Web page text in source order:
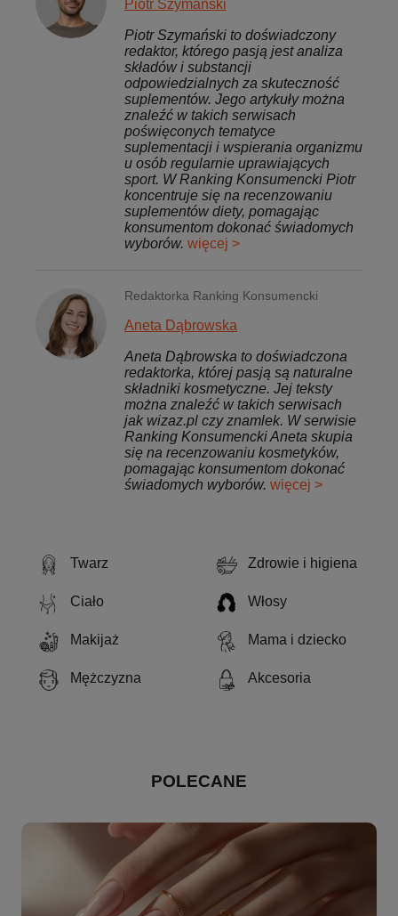
Twarz Zdrowie i higiena
Ciało Włosy
Makijaż Mama i dziecko
Mężczyzna Akcesoria
POLECANE
Piotr Szymański
Piotr Szymański to doświadczony
redaktor, którego pasją jest analiza
składów i substancji
odpowiedzialnych za skuteczność
suplementów. Jego artykuły można
znaleźć w takich serwisach
poświęconych tematyce
suplementacji i wspierania organizmu
u osób regularnie uprawiających
sport. W Ranking Konsumencki Piotr
koncentruje się na recenzowaniu
suplementów diety, pomagając
konsumentom dokonać świadomych
wyborów. więcej >
Redaktorka Ranking Konsumencki
Aneta Dąbrowska
Aneta Dąbrowska to doświadczona
redaktorka, której pasją są naturalne
składniki kosmetyczne. Jej teksty
można znaleźć w takich serwisach
jak wizaz.pl czy znamlek. W serwisie
Ranking Konsumencki Aneta skupia
się na recenzowaniu kosmetyków,
pomagając konsumentom dokonać
świadomych wyborów. więcej >